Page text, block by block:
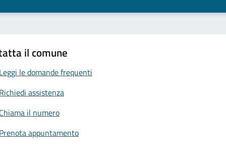
il comune
Leggi le domande frequenti
Richiedi assistenza
Chiama il numero
Prenota appuntamento